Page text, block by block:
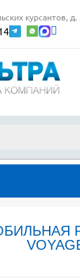
курсантов, д.